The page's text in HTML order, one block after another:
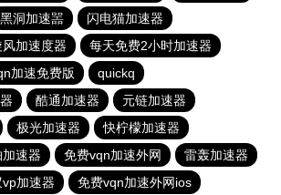
黑洞加速噐
闪电猫加速器
风加速度器
每天免费2小时加速器
加速免费版
quickq
酷通加速器
元链加速器
极光加速器
快柠檬加速器
速器 免费vqn加速外网
雷轰加速器
加速器 免费vqn加速外网ios